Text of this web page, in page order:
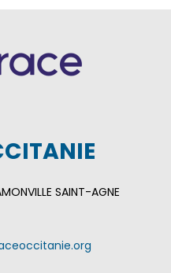
SAINT-AGNE